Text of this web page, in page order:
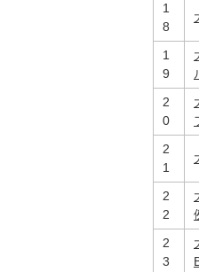
1
8
1
9
2
0
2
1
2
2
2
3